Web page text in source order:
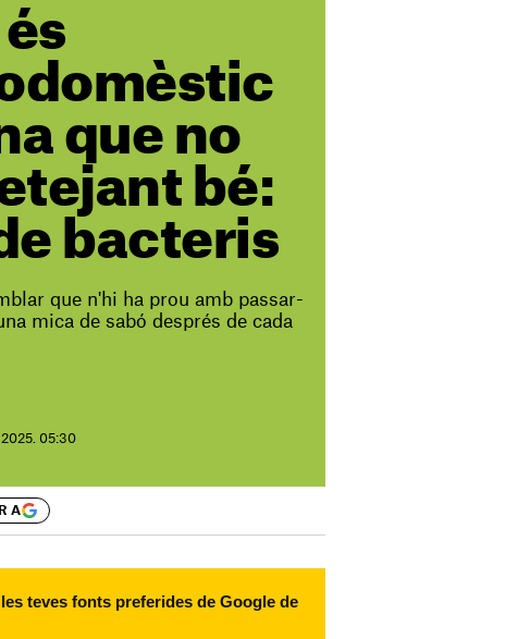
que no
bé:
bacteris
que n'hi ha prou amb passar-
mica de sabó després de cada
2025. 05:30
A
teves fonts preferides de Google de